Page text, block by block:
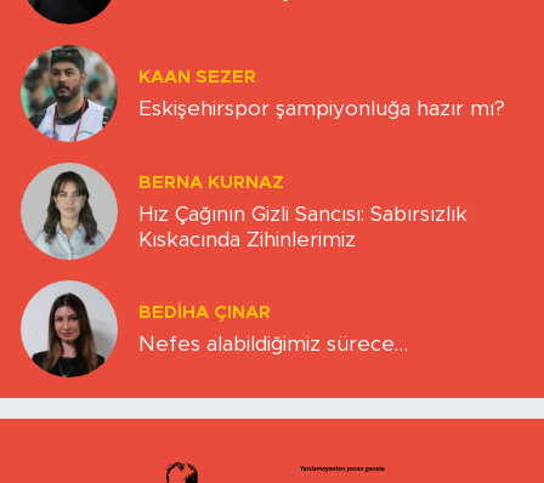
KAAN SEZER
Eskişehirspor şampiyonluğa hazır mı?
BERNA KURNAZ
Hız Çağının Gizli Sancısı: Sabırsızlık
Kıskacında Zihinlerimiz
BEDIHA ÇINAR
Nefes alabildiğimiz sürece…